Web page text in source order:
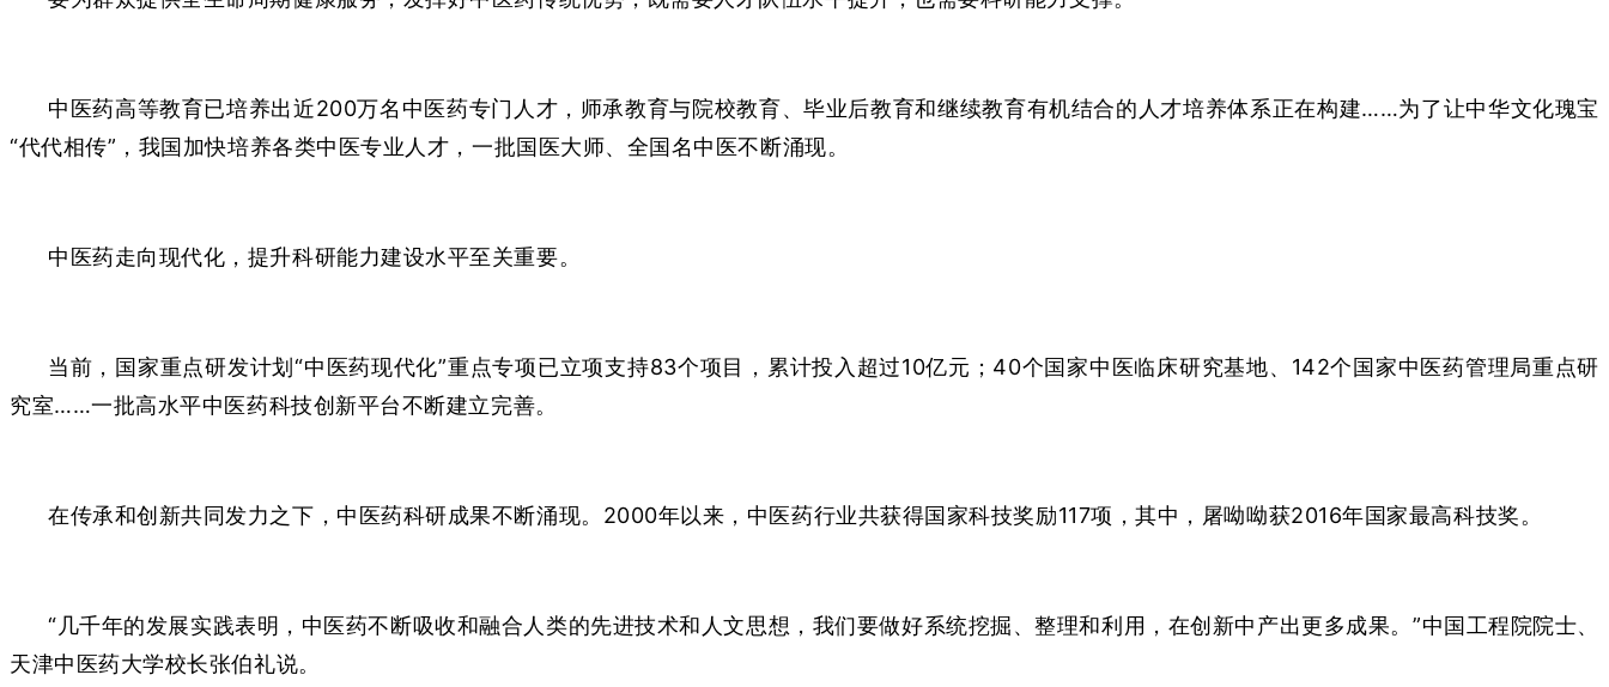
中医药高等教育已培养出近200万名中医药专门人才，师承教育与院校教育、毕业后教育和继续教育有机结合的人才培养体系正在构建……为了让中华文化瑰宝
“代代相传”，我国加快培养各类中医专业人才，一批国医大师、全国名中医不断涌现。
中医药走向现代化，提升科研能力建设水平至关重要。
当前，国家重点研发计划“中医药现代化”重点专项已立项支持83个项目，累计投入超过10亿元；40个国家中医临床研究基地、142个国家中医药管理局重点研
究室……一批高水平中医药科技创新平台不断建立完善。
在传承和创新共同发力之下，中医药科研成果不断涌现。2000年以来，中医药行业共获得国家科技奖励117项，其中，屠呦呦获2016年国家最高科技奖。
“几千年的发展实践表明，中医药不断吸收和融合人类的先进技术和人文思想，我们要做好系统挖掘、整理和利用，在创新中产出更多成果。”中国工程院院士、
天津中医药大学校长张伯礼说。